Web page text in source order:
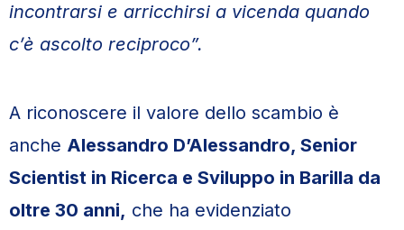
incontrarsi e arricchirsi a vicenda quando
c’è ascolto reciproco”.
A riconoscere il valore dello scambio è
anche Alessandro D’Alessandro, Senior
Scientist in Ricerca e Sviluppo in Barilla da
oltre 30 anni, che ha evidenziato